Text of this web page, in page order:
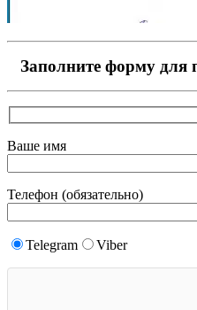
Заполните форму для
Ваше имя
Телефон (обязательно)
Telegram Viber